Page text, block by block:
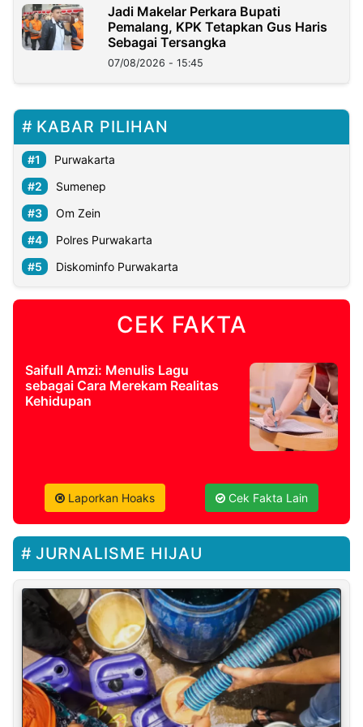
Jadi Makelar Perkara Bupati
Pemalang, KPK Tetapkan Gus Haris
Sebagai Tersangka
07/08/2026 - 15:45
KABAR PILIHAN
Purwakarta
Sumenep
Om Zein
Polres Purwakarta
Diskominfo Purwakarta
CEK FAKTA
Saifull Amzi: Menulis Lagu
sebagai Cara Merekam Realitas
Kehidupan
Laporkan Hoaks Cek Fakta Lain
JURNALISME HIJAU